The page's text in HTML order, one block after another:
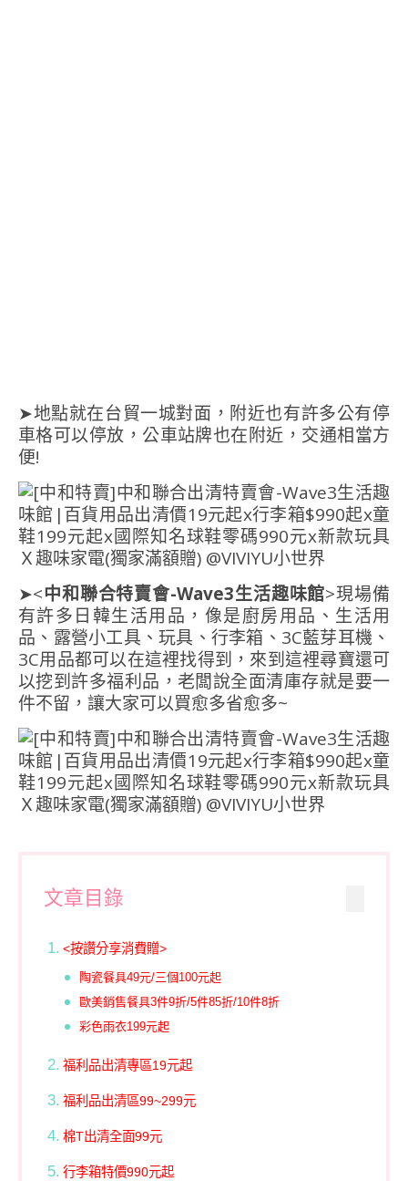
➤地點就在台貿一城對面，附近也有許多公有停
車格可以停放，公車站牌也在附近，交通相當方
便!
➤<中和聯合特賣會-Wave3生活趣味館>現場備
有許多日韓生活用品，像是廚房用品、生活用
品、露營小工具、玩具、行李箱、3C藍芽耳機、
3C用品都可以在這裡找得到，來到這裡尋寶還可
以挖到許多福利品，老闆說全面清庫存就是要一
件不留，讓大家可以買愈多省愈多~
文章目錄
<按讚分享消費贈>
陶瓷餐具49元/三個100元起
歐美銷售餐具3件9折/5件85折/10件8折
彩色雨衣199元起
福利品出清專區19元起
福利品出清區99~299元
棉T出清全面99元
行李箱特價990元起